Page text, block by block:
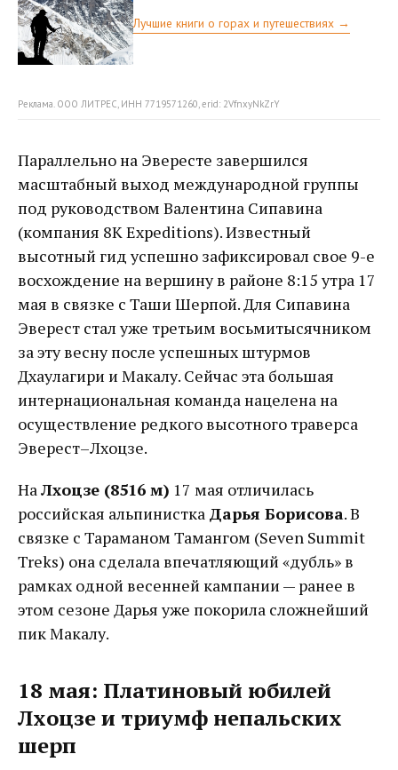
Лучшие книги о горах и путешествиях →
Реклама. ООО ЛИТРЕС, ИНН 7719571260, erid: 2VfnxyNkZrY
Параллельно на Эвересте завершился
масштабный выход международной группы
под руководством Валентина Сипавина
(компания 8K Expeditions). Известный
высотный гид успешно зафиксировал свое 9-е
восхождение на вершину в районе 8:15 утра 17
мая в связке с Таши Шерпой. Для Сипавина
Эверест стал уже третьим восьмитысячником
за эту весну после успешных штурмов
Дхаулагири и Макалу. Сейчас эта большая
интернациональная команда нацелена на
осуществление редкого высотного траверса
Эверест–Лхоцзе.
На Лхоцзе (8516 м) 17 мая отличилась
российская альпинистка Дарья Борисова. В
связке с Тараманом Тамангом (Seven Summit
Treks) она сделала впечатляющий «дубль» в
рамках одной весенней кампании — ранее в
этом сезоне Дарья уже покорила сложнейший
пик Макалу.
18 мая: Платиновый юбилей
Лхоцзе и триумф непальских
шерп